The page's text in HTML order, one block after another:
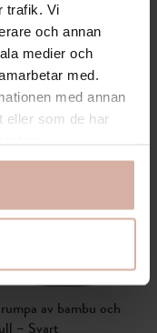
trafik. Vi
och annan
medier och
med.
med annan
eller som de har
89
av bambu och
– Svart